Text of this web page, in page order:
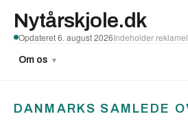
Nytårskjole.dk
Om os ▼
Opdateret 6. august 2026Indeholder
DANMARKS SAMLEDE